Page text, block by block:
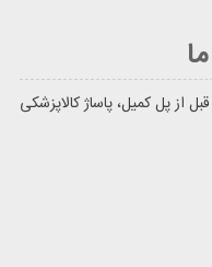
از پل کمیل، پاساژ کالاپزشکی